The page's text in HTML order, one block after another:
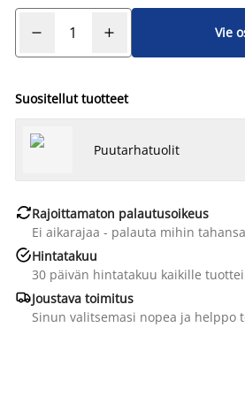
Vie
Suositellut tuotteet
Puutarhatuolit
Rajoittamaton palautusoikeus
Ei aikarajaa - palauta mihin tahansa
Hintatakuu
30 päivän hintatakuu kaikille
Joustava toimitus
Sinun valitsemasi nopea ja helppo